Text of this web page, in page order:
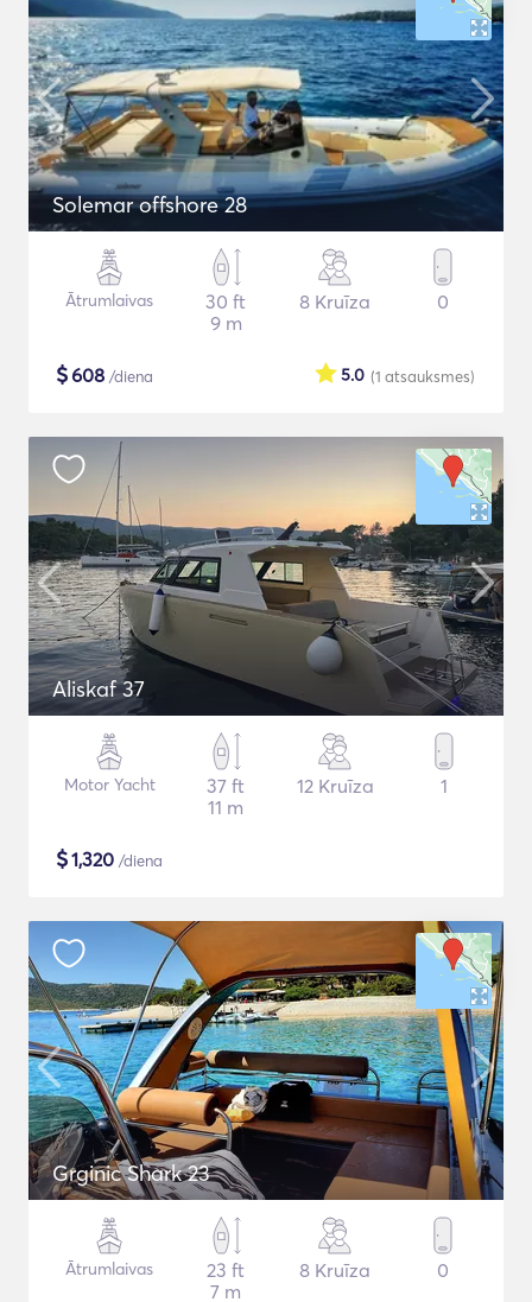
Solemar offshore 28
Ātrumlaivas
30 ft
9 m
8 Kruīza 0
$608 /diena (1 atsauksmes)
5.0
Aliskaf 37
Motor Yacht
37 ft
11 m
12 Kruīza 1
$1,320 /diena
Grginic Shark 23
Ātrumlaivas
23 ft
7 m
8 Kruīza 0